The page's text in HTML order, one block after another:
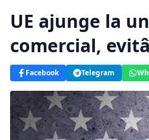
UE ajunge la
comercial,
Facebook Telegram